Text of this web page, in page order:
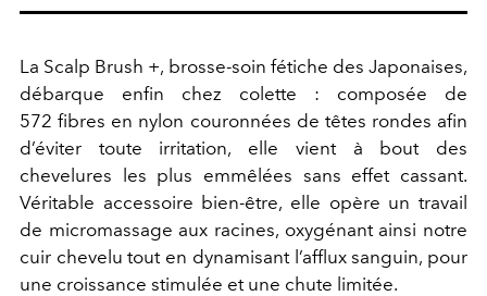
La Scalp Brush +, brosse-soin fétiche des Japonaises,
débarque enfin chez colette : composée de
572 fibres en nylon couronnées de têtes rondes afin
d’éviter toute irritation, elle vient à bout des
chevelures les plus emmêlées sans effet cassant.
Véritable accessoire bien-être, elle opère un travail
de micromassage aux racines, oxygénant ainsi notre
cuir chevelu tout en dynamisant l’afflux sanguin, pour
une croissance stimulée et une chute limitée.